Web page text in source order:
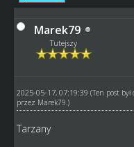
Marek79
Tutejszy
2025-05-17, 07:19:39 (Ten post
przez Marek79 .)
Tarzany